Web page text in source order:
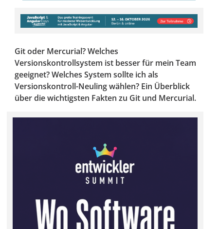
Git oder Mercurial? Welches
Versionskontrollsystem ist besser für mein Team
geeignet? Welches System sollte ich als
Versionskontroll-Neuling wählen? Ein Überblick
über die wichtigsten Fakten zu Git und Mercurial.